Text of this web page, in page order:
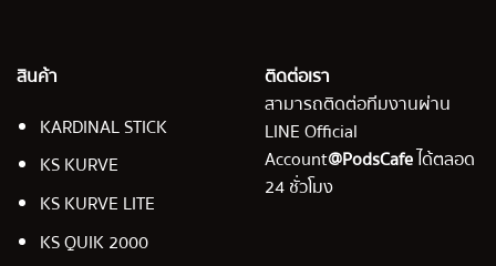
สินค้า
KARDINAL STICK
KS KURVE
KS KURVE LITE
KS QUIK 2000
ติดต่อเรา
สามารถติดต่อทีมงานผ่าน
LINE Official
Account@PodsCafeได้ตลอด
24 ชั่วโมง